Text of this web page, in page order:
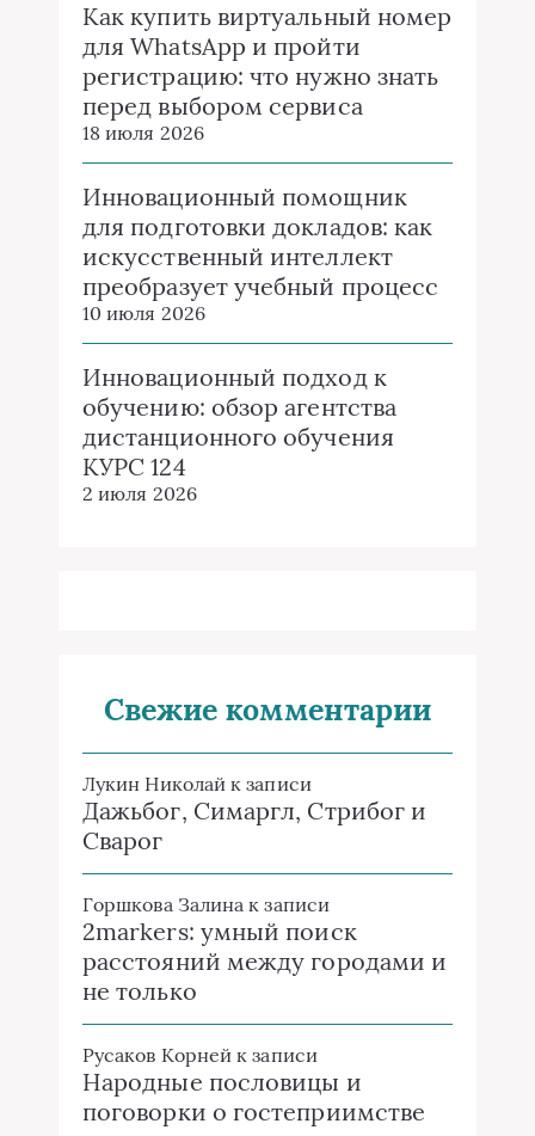
Как купить виртуальный номер
для WhatsApp и пройти
регистрацию: что нужно знать
перед выбором сервиса
18 июля 2026
Инновационный помощник
для подготовки докладов: как
искусственный интеллект
преобразует учебный процесс
10 июля 2026
Инновационный подход к
обучению: обзор агентства
дистанционного обучения
КУРС 124
2 июля 2026
Свежие комментарии
Лукин Николай к записи
Дажьбог, Симаргл, Стрибог и
Сварог
Горшкова Залина к записи
2markers: умный поиск
расстояний между городами и
не только
Русаков Корней к записи
Народные пословицы и
поговорки о гостеприимстве